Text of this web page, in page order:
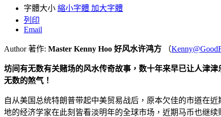
字體大小 縮小字體 加大字體
列印
Email
Author 著作: Master Kenny Hoo 好风水许鸿方 （
坊间有无数有关赌场的风水传奇故事，数十年来早已让人津
无数的煞气！
自从美国总统特朗普带起中美贸易战后，原本欠佳的市道在
地的经济学家在此刻皆看淡明年的全球市场，近期马币也继